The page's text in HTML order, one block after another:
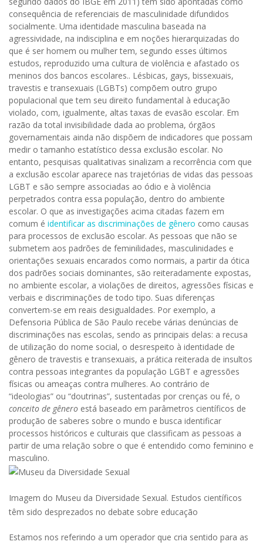
consequência de referenciais de masculinidade difundidos
socialmente. Uma identidade masculina baseada na
agressividade, na indisciplina e em noções hierarquizadas do
que é ser homem ou mulher tem, segundo esses últimos
estudos, reproduzido uma cultura de violência e afastado os
meninos dos bancos escolares.. Lésbicas, gays, bissexuais,
travestis e transexuais (LGBTs) compõem outro grupo
populacional que tem seu direito fundamental à educação
violado, com, igualmente, altas taxas de evasão escolar. Em
razão da total invisibilidade dada ao problema, órgãos
governamentais ainda não dispõem de indicadores que possam
medir o tamanho estatístico dessa exclusão escolar. No
entanto, pesquisas qualitativas sinalizam a recorrência com que
a exclusão escolar aparece nas trajetórias de vidas das pessoas
LGBT e são sempre associadas ao ódio e à violência
perpetrados contra essa população, dentro do ambiente
escolar. O que as investigações acima citadas fazem em
comum é identificar as discriminações de gênero como causas
para processos de exclusão escolar. As pessoas que não se
submetem aos padrões de feminilidades, masculinidades e
orientações sexuais encarados como normais, a partir da ótica
dos padrões sociais dominantes, são reiteradamente expostas,
no ambiente escolar, a violações de direitos, agressões físicas e
verbais e discriminações de todo tipo. Suas diferenças
convertem-se em reais desigualdades. Por exemplo, a
Defensoria Pública de São Paulo recebe várias denúncias de
discriminações nas escolas, sendo as principais delas: a recusa
de utilização do nome social, o desrespeito à identidade de
gênero de travestis e transexuais, a prática reiterada de insultos
contra pessoas integrantes da população LGBT e agressões
físicas ou ameaças contra mulheres. Ao contrário de
“ideologias” ou “doutrinas”, sustentadas por crenças ou fé, o
conceito de gênero está baseado em parâmetros científicos de
produção de saberes sobre o mundo e busca identificar
processos históricos e culturais que classificam as pessoas a
partir de uma relação sobre o que é entendido como feminino e
masculino.
Imagem do Museu da Diversidade Sexual. Estudos científicos
têm sido desprezados no debate sobre educação
Estamos nos referindo a um operador que cria sentido para as